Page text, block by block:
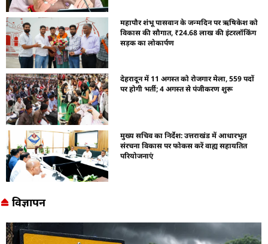
महापौर शंभू पासवान के जन्मदिन पर ऋषिकेश को
विकास की सौगात, ₹24.68 लाख की इंटरलॉकिंग
सड़क का लोकार्पण
देहरादून में 11 अगस्त को रोजगार मेला, 559 पदों
पर होगी भर्ती; 4 अगस्त से पंजीकरण शुरू
मुख्य सचिव का निर्देश: उत्तराखंड में आधारभूत
संरचना विकास पर फोकस करें वाह्य सहायतित
परियोजनाएं
विज्ञापन